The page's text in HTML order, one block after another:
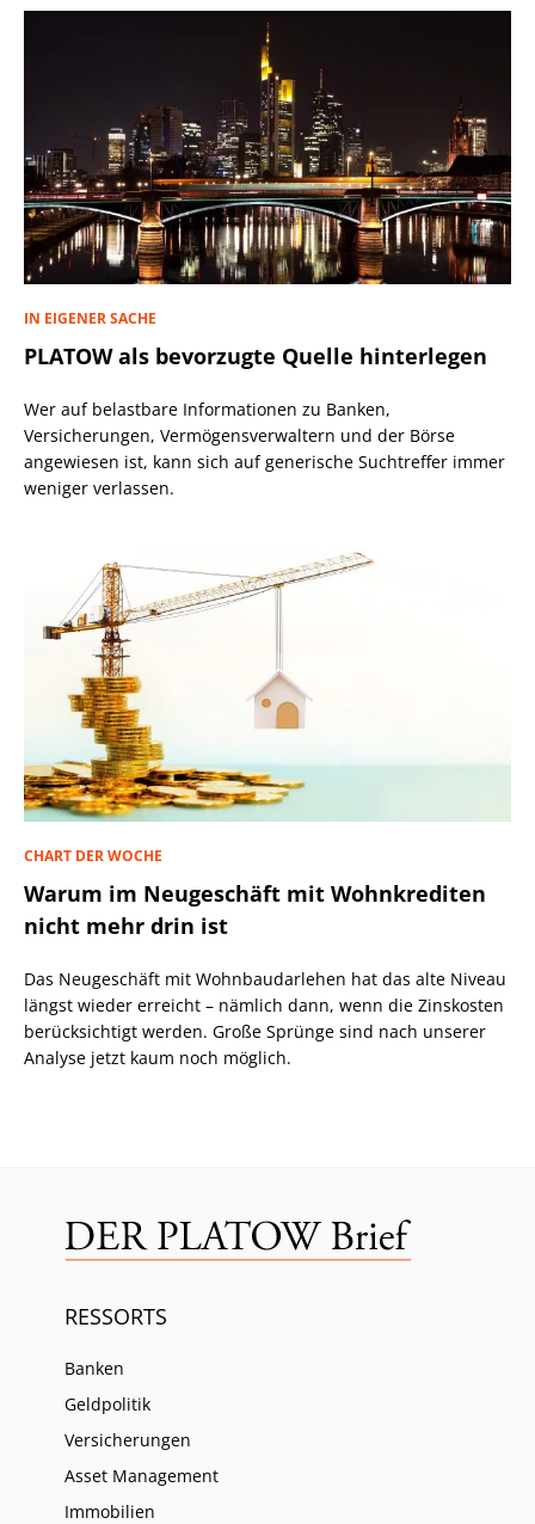
IN EIGENER SACHE
PLATOW als bevorzugte Quelle hinterlegen
Wer auf belastbare Informationen zu Banken,
Versicherungen, Vermögensverwaltern und der Börse
angewiesen ist, kann sich auf generische Suchtreffer immer
weniger verlassen.
CHART DER WOCHE
Warum im Neugeschäft mit Wohnkrediten
nicht mehr drin ist
Das Neugeschäft mit Wohnbaudarlehen hat das alte Niveau
längst wieder erreicht – nämlich dann, wenn die Zinskosten
berücksichtigt werden. Große Sprünge sind nach unserer
Analyse jetzt kaum noch möglich.
RESSORTS
Banken
Geldpolitik
Versicherungen
Asset Management
Immobilien